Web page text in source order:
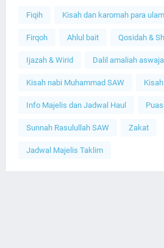
Fiqih Kisah dan karomah para
Firqoh Ahlul bait Qosidah &
Ijazah & Wirid Dalil amaliah aswaja
Kisah nabi Muhammad SAW
Info Majelis dan Jadwal Haul
Sunnah Rasulullah SAW Zakat
Jadwal Majelis Taklim